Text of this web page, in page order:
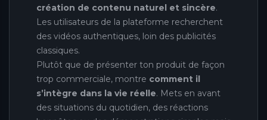
création de contenu naturel et sincère.
Les utilisateurs de la plateforme recherchent
des vidéos authentiques, loin des publicités
classiques.
Plutôt que de présenter ton produit de façon
trop commerciale, montre comment il
s’intègre dans la vie réelle. Mets en avant
des situations du quotidien, des réactions